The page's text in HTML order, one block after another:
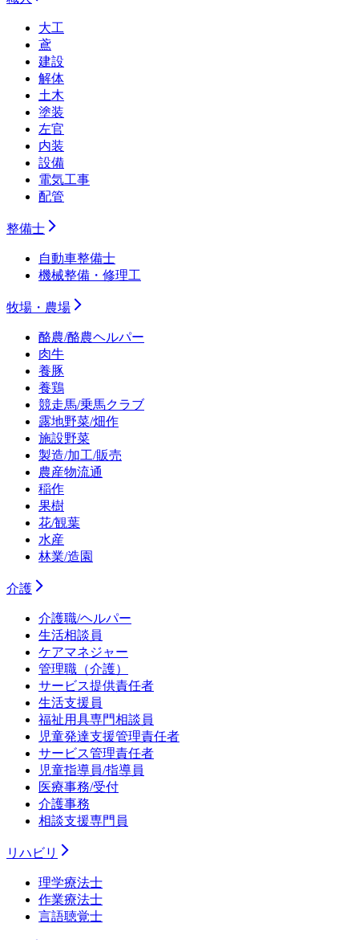
大工
鳶
建設
解体
土木
塗装
左官
内装
設備
電気工事
配管
整備士
自動車整備士
機械整備・修理工
牧場・農場
酪農/酪農ヘルパー
肉牛
養豚
養鶏
競走馬/乗馬クラブ
露地野菜/畑作
施設野菜
製造/加工/販売
農産物流通
稲作
果樹
花/観葉
水産
林業/造園
介護
介護職/ヘルパー
生活相談員
ケアマネジャー
管理職（介護）
サービス提供責任者
生活支援員
福祉用具専門相談員
児童発達支援管理責任者
サービス管理責任者
児童指導員/指導員
医療事務/受付
介護事務
相談支援専門員
リハビリ
理学療法士
作業療法士
言語聴覚士